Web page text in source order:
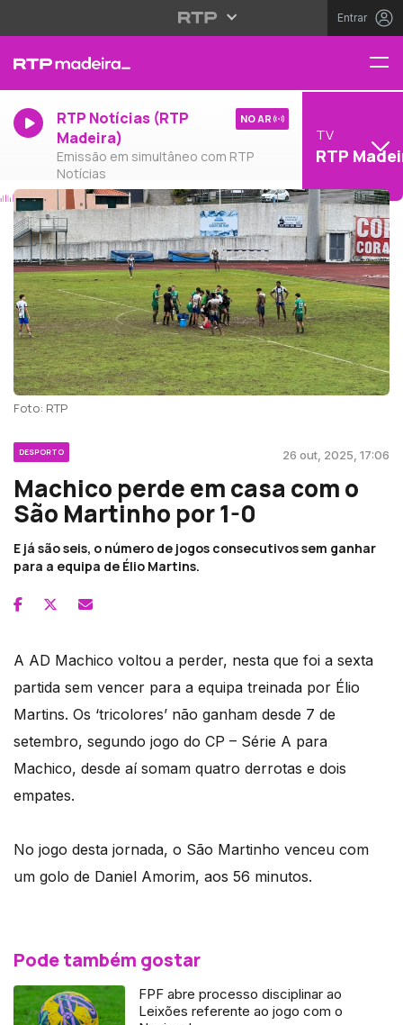
Entrar
RTP Notícias (RTP
Madeira)
Emissão em simultâneo com RTP
Notícias
NO AR
TV
RTP
Foto: RTP
DESPORTO 26 out, 2025, 17:06
Machico perde em casa com o
São Martinho por 1-0
E já são seis, o número de jogos consecutivos sem ganhar
para a equipa de Élio Martins.
A AD Machico voltou a perder, nesta que foi a sexta
partida sem vencer para a equipa treinada por Élio
Martins. Os ‘tricolores’ não ganham desde 7 de
setembro, segundo jogo do CP – Série A para
Machico, desde aí somam quatro derrotas e dois
empates.
No jogo desta jornada, o São Martinho venceu com
um golo de Daniel Amorim, aos 56 minutos.
Pode também gostar
FPF abre processo disciplinar ao
Leixões referente ao jogo com o